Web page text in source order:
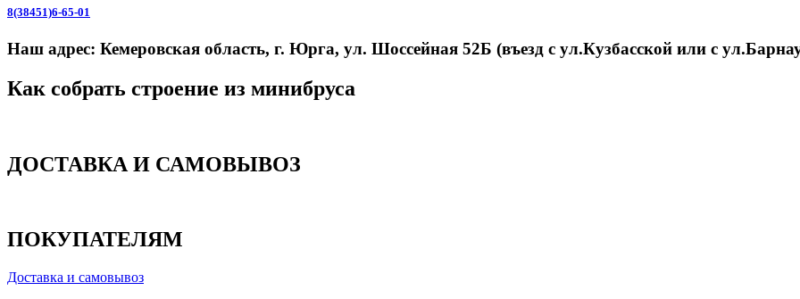
8(38451)6-65-01
Наш адрес: Кемеровская область, г. Юрга, ул. Шоссейная 52Б (въезд с ул.Кузбасской или с
Как собрать строение из минибруса
ДОСТАВКА И САМОВЫВОЗ
ПОКУПАТЕЛЯМ
Доставка и самовывоз